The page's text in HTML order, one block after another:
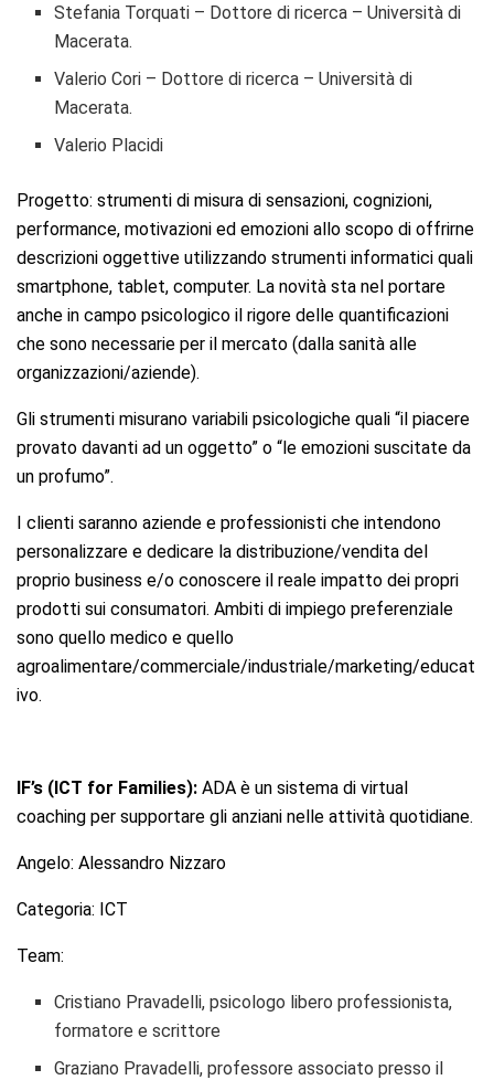
Stefania Torquati – Dottore di ricerca – Università di
Macerata.
Valerio Cori – Dottore di ricerca – Università di
Macerata.
Valerio Placidi
Progetto: strumenti di misura di sensazioni, cognizioni,
performance, motivazioni ed emozioni allo scopo di offrirne
descrizioni oggettive utilizzando strumenti informatici quali
smartphone, tablet, computer. La novità sta nel portare
anche in campo psicologico il rigore delle quantificazioni
che sono necessarie per il mercato (dalla sanità alle
organizzazioni/aziende).
Gli strumenti misurano variabili psicologiche quali “il piacere
provato davanti ad un oggetto” o “le emozioni suscitate da
un profumo”.
I clienti saranno aziende e professionisti che intendono
personalizzare e dedicare la distribuzione/vendita del
proprio business e/o conoscere il reale impatto dei propri
prodotti sui consumatori. Ambiti di impiego preferenziale
sono quello medico e quello
agroalimentare/commerciale/industriale/marketing/educat
ivo.
IF’s (ICT for Families): ADA è un sistema di virtual
coaching per supportare gli anziani nelle attività quotidiane.
Angelo: Alessandro Nizzaro
Categoria: ICT
Team:
Cristiano Pravadelli, psicologo libero professionista,
formatore e scrittore
Graziano Pravadelli, professore associato presso il